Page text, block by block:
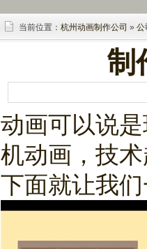
当前位置： 杭州动画制作公司 » 公
制
动画可以说
机动画，技
下面就让我